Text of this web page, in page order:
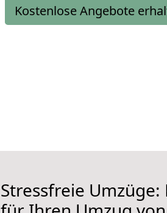
Kostenlose Angebote
Stressfreie